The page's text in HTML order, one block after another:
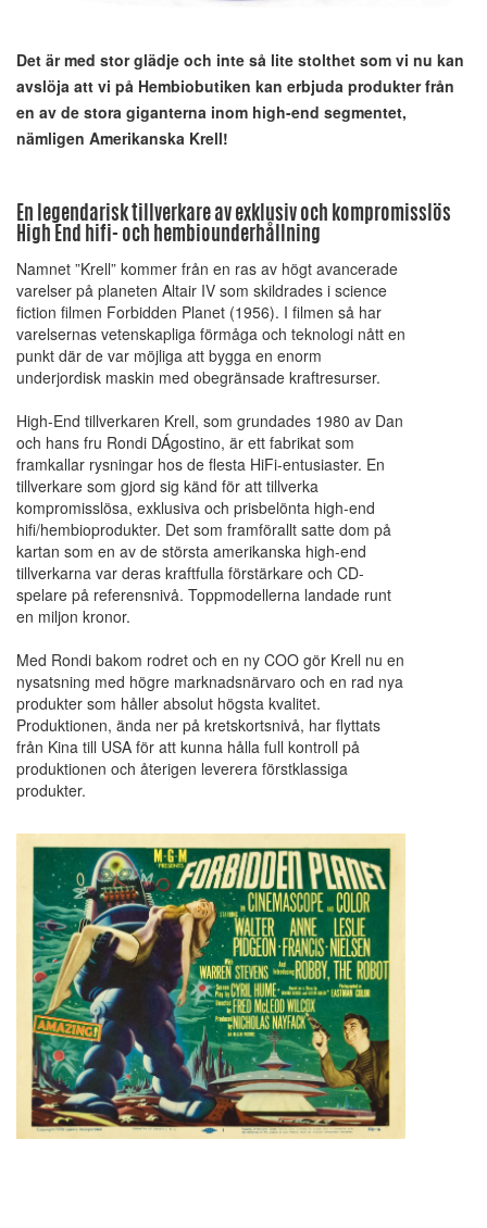
Det är med stor glädje och inte så lite stolthet som vi nu kan
avslöja att vi på Hembiobutiken kan erbjuda produkter från
en av de stora giganterna inom high-end segmentet,
nämligen Amerikanska Krell!
En legendarisk tillverkare av exklusiv och kompromisslös
High End hifi- och hembiounderhållning
Namnet ”Krell” kommer från en ras av högt avancerade
varelser på planeten Altair IV som skildrades i science
fiction filmen Forbidden Planet (1956). I filmen så har
varelsernas vetenskapliga förmåga och teknologi nått en
punkt där de var möjliga att bygga en enorm
underjordisk maskin med obegränsade kraftresurser.
High-End tillverkaren Krell, som grundades 1980 av Dan
och hans fru Rondi DÁgostino, är ett fabrikat som
framkallar rysningar hos de flesta HiFi-entusiaster. En
tillverkare som gjord sig känd för att tillverka
kompromisslösa, exklusiva och prisbelönta high-end
hifi/hembioprodukter. Det som framförallt satte dom på
kartan som en av de största amerikanska high-end
tillverkarna var deras kraftfulla förstärkare och CD-
spelare på referensnivå. Toppmodellerna landade runt
en miljon kronor.
Med Rondi bakom rodret och en ny COO gör Krell nu en
nysatsning med högre marknadsnärvaro och en rad nya
produkter som håller absolut högsta kvalitet.
Produktionen, ända ner på kretskortsnivå, har flyttats
från Kina till USA för att kunna hålla full kontroll på
produktionen och återigen leverera förstklassiga
produkter.